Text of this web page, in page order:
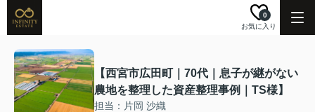
お気に入り
0
【西宮市広田町｜70代｜息子が継がない
農地を整理した資産整理事例｜TS様】
担当：片岡 沙織